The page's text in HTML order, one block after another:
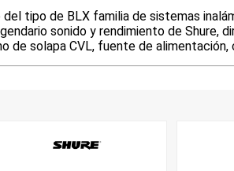
tipo de BLX familia de sistemas
sonido y rendimiento de Shure,
solapa CVL, fuente de alimentación,